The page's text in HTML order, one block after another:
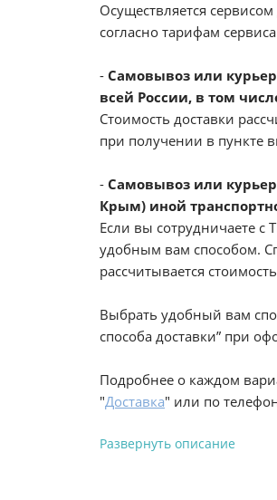
Осуществляется
согласно тарифам
- Самовывоз или
всей России, в том
Стоимость доставки
при получении в пункте
- Самовывоз или
Крым) иной
Если вы сотрудничаете с
удобным вам способом.
рассчитывается
Выбрать удобный вам
способа доставки” при
Подробнее о каждом
"Доставка" или по
Развернуть описание